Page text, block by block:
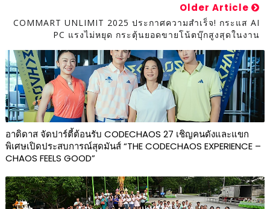
Older Article
COMMART UNLIMIT 2025 ประกาศความสำเร็จ! กระแส AI
PC แรงไม่หยุด กระตุ้นยอดขายโน้ตบุ๊กสูงสุดในงาน
อาดิดาส จัดปาร์ตี้ต้อนรับ CODECHAOS 27 เชิญคนดังและแขก
พิเศษเปิดประสบการณ์สุดมันส์ “THE CODECHAOS EXPERIENCE –
CHAOS FEELS GOOD”